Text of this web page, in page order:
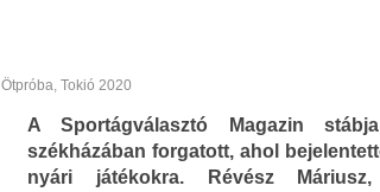
Ötpróba, Tokió 2020
A Sportágválasztó Magazin
székházában forgatott, ahol
nyári játékokra. Révész